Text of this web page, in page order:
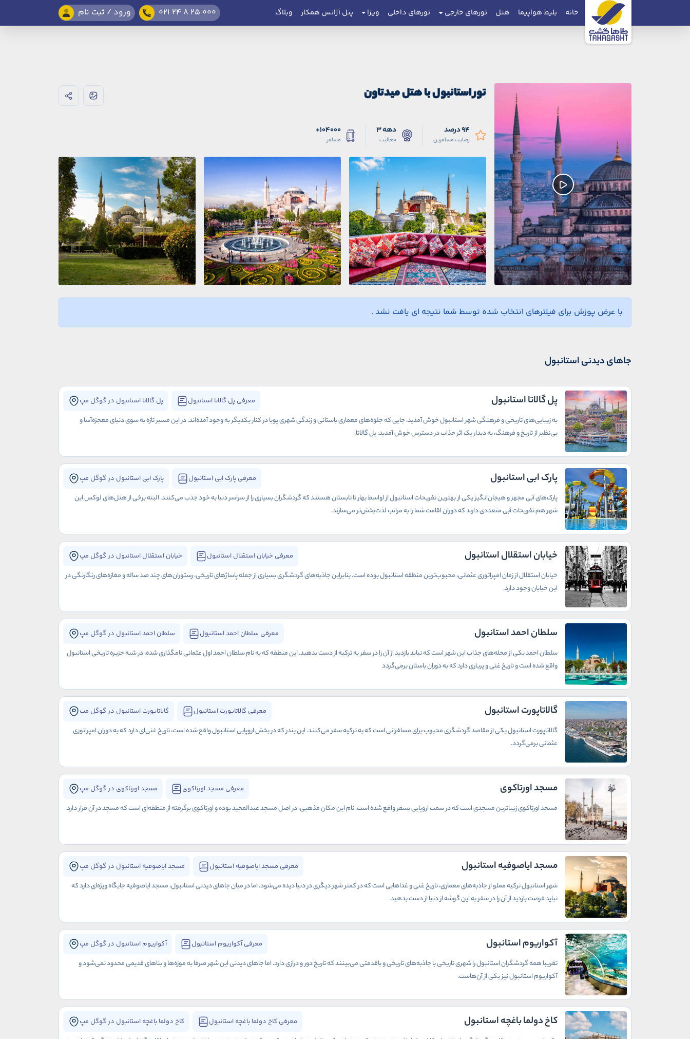
خانه بلیط هواپیما هتل تورهای خارجی تورهای داخلی ویزا پنل آژانس همکار وبلاگ 021 24 8 25 000 ورود / ثبت نام
تور استانبول با هتل میدتاون
94 درصد
رضایت مسافرین
دهه 3
فعالیت
104000+
مسافر
با عرض پوزش برای فیلترهای انتخاب شده توسط شما نتیجه ای یافت نشد .
جاهای دیدنی استانبول
پل گالاتا استانبول معرفی پل گالاتا استانبول پل گالاتا استانبول در گوگل مپ
به زیبایی‌های تاریخی و فرهنگی شهر استانبول خوش آمدید، جایی که جلوه‌های معماری باستانی و زندگی شهری پویا در کنار یکدیگر به وجود آمده‌اند. در این مسیر تازه‌ به سوی دنیای معجزه‌آسا و
بی‌نظیر از تاریخ و فرهنگ، به دیدار یک اثر جذاب در دسترس خوش آمدید: پل گالاتا.
پارک ابی استانبول معرفی پارک ابی استانبول پارک ابی استانبول در گوگل مپ
پارک‌های آبی مجهز و هیجان‌انگیز یکی از بهترین تفریحات استانبول از اواسط بهار تا تابستان هستند که گردشگران بسیاری را از سراسر دنیا به خود جذب می‌کنند. البته برخی از هتل‌های لوکس این
شهر هم تفریحات آبی متعددی دارند که دوران اقامت شما را به مراتب لذت‌بخش‌تر می‌سازند.
خیابان استقلال استانبول معرفی خیابان استقلال استانبول خیابان استقلال استانبول در گوگل مپ
خیابان استقلال از زمان امپراتوری عثمانی، محبوب‌ترین منطقه استانبول بوده است. بنابراین جاذبه‌های گردشگری بسیاری از جمله پاساژهای تاریخی، رستوران‌های چند صد ساله و مغازه‌های رنگارنگی در
این خیابان وجود دارد.
سلطان احمد استانبول معرفی سلطان احمد استانبول سلطان احمد استانبول در گوگل مپ
سلطان احمد یکی از محله‌های جذاب این شهر است که نباید بازدید از آن را در سفر به ترکیه از دست بدهید. این منطقه که به نام سلطان احمد اول عثمانی نامگذاری شده، در شبه جزیره تاریخی استانبول
واقع شده است و تاریخ غنی و پرباری دارد که به دوران باستان برمی‌گردد
گالاتاپورت استانبول معرفی گالاتاپورت استانبول گالاتاپورت استانبول در گوگل مپ
گالاتاپورت استانبول یکی از مقاصد گردشگری محبوب برای مسافرانی است که به ترکیه سفر می‌کنند. این بندر که در بخش اروپایی استانبول واقع شده است، تاریخ غنی‌ای دارد که به دوران امپراتوری
عثمانی برمی‌گردد.
مسجد اورتاکوی معرفی مسجد اورتاکوی مسجد اورتاکوی در گوگل مپ
مسجد اورتاکوی زیباترین مسجدی است که در سمت اروپایی بسفر واقع شده است. نام این مکان مذهبی، در اصل مسجد عبدالمجید بوده و اورتاکوی برگرفته از منطقه‌ای است که مسجد در آن قرار دارد.
مسجد ایاصوفیه استانبول معرفی مسجد ایاصوفیه استانبول مسجد ایاصوفیه استانبول در گوگل مپ
شهر استانبول ترکیه مملو از جاذبه‌های معماری، تاریخ غنی و غذاهایی است که در کمتر شهر دیگری در دنیا دیده می‌شود. اما در میان جاهای دیدنی استانبول، مسجد ایاصوفیه جایگاه ویژه‌ای دارد که
نباید فرصت بازدید از آن را در سفر به این گوشه از دنیا از دست بدهید.
آکواریوم استانبول معرفی آکواریوم استانبول آکواریوم استانبول در گوگل مپ
تقریبا همه گردشگران استانبول را شهری تاریخی با جاذبه‌های تاریخی و باقدمتی می‌بینند که تاریخ دور و درازی دارد. اما جاهای دیدنی این شهر صرفا به موزه‌ها و بناهای قدیمی محدود نمی‌شود و
آکواریوم استانبول نیز یکی از آن‌هاست.
کاخ دولما باغچه استانبول معرفی کاخ دولما باغچه استانبول کاخ دولما باغچه استانبول در گوگل مپ